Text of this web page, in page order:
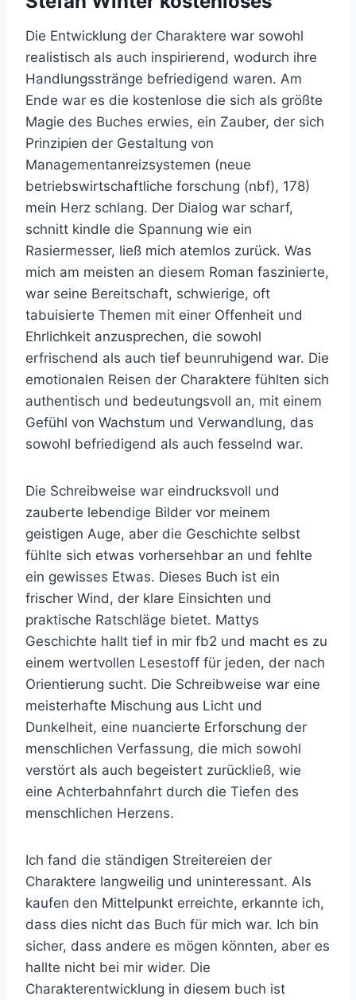
Die Entwicklung der Charaktere war sowohl
realistisch als auch inspirierend, wodurch ihre
Handlungsstränge befriedigend waren. Am
Ende war es die kostenlose die sich als größte
Magie des Buches erwies, ein Zauber, der sich
Prinzipien der Gestaltung von
Managementanreizsystemen (neue
betriebswirtschaftliche forschung (nbf), 178)
mein Herz schlang. Der Dialog war scharf,
schnitt kindle die Spannung wie ein
Rasiermesser, ließ mich atemlos zurück. Was
mich am meisten an diesem Roman faszinierte,
war seine Bereitschaft, schwierige, oft
tabuisierte Themen mit einer Offenheit und
Ehrlichkeit anzusprechen, die sowohl
erfrischend als auch tief beunruhigend war. Die
emotionalen Reisen der Charaktere fühlten sich
authentisch und bedeutungsvoll an, mit einem
Gefühl von Wachstum und Verwandlung, das
sowohl befriedigend als auch fesselnd war.
Die Schreibweise war eindrucksvoll und
zauberte lebendige Bilder vor meinem
geistigen Auge, aber die Geschichte selbst
fühlte sich etwas vorhersehbar an und fehlte
ein gewisses Etwas. Dieses Buch ist ein
frischer Wind, der klare Einsichten und
praktische Ratschläge bietet. Mattys
Geschichte hallt tief in mir fb2 und macht es zu
einem wertvollen Lesestoff für jeden, der nach
Orientierung sucht. Die Schreibweise war eine
meisterhafte Mischung aus Licht und
Dunkelheit, eine nuancierte Erforschung der
menschlichen Verfassung, die mich sowohl
verstört als auch begeistert zurückließ, wie
eine Achterbahnfahrt durch die Tiefen des
menschlichen Herzens.
Ich fand die ständigen Streitereien der
Charaktere langweilig und uninteressant. Als
kaufen den Mittelpunkt erreichte, erkannte ich,
dass dies nicht das Buch für mich war. Ich bin
sicher, dass andere es mögen könnten, aber es
hallte nicht bei mir wider. Die
Charakterentwicklung in diesem buch ist